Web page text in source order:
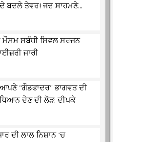
ਬਦਲੇ ਤੇਵਰ! ਜਦ ਸਾਹਮਣੇ...
ਮੌਸਮ ਸਬੰਧੀ ਸਿਵਲ ਸਰਜਨ
ਜਾਰੀ
"ਗੌਡਫਾਦਰ" ਭਾਗਵਤ ਦੀ
ਦੇਣ ਦੀ ਲੋੜ: ਦੀਪਕੇ
ਦੀ ਲਾਲ ਨਿਸ਼ਾਨ 'ਚ